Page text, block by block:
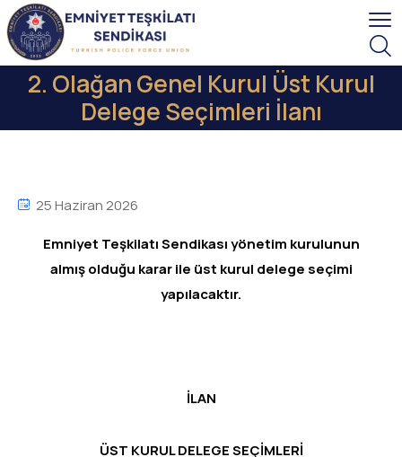
2. Olağan Genel Kurul Üst Kurul
Delege Seçimleri İlanı
25 Haziran 2026
Emniyet Teşkilatı Sendikası yönetim kurulunun
almış olduğu karar ile üst kurul delege seçimi
yapılacaktır.
İLAN
ÜST KURUL DELEGE SEÇİMLERİ